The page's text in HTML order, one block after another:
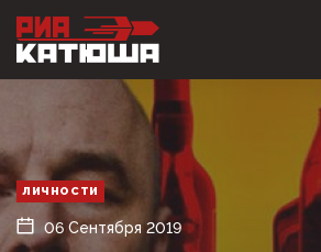
ЛИЧНОСТИ
06 Сентября 2019